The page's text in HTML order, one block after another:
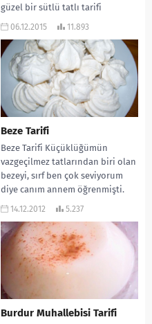
güzel bir sütlü tatlı tarifi
veriyorum. Bizim...
06.12.2015 11.893
Beze Tarifi
Beze Tarifi Küçüklüğümün
vazgeçilmez tatlarından biri olan
bezeyi, sırf ben çok seviyorum
diye canım annem öğrenmişti.
Bende sık sık yapmasını...
14.12.2012 5.237
Burdur Muhallebisi Tarifi